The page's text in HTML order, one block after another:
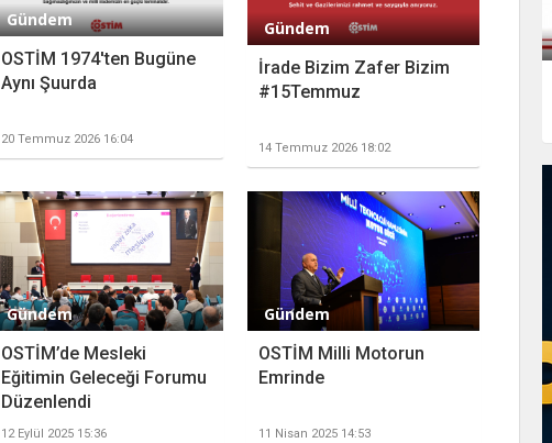
Gündem
OSTİM 1974'ten Bugüne
Aynı Şuurda
20 Temmuz 2026 16:04
Gündem
İrade Bizim Zafer Bizim
#15Temmuz
14 Temmuz 2026 18:02
Gündem
OSTİM’de Mesleki
Eğitimin Geleceği Forumu
Düzenlendi
12 Eylül 2025 15:36
Gündem
OSTİM Milli Motorun
Emrinde
11 Nisan 2025 14:53